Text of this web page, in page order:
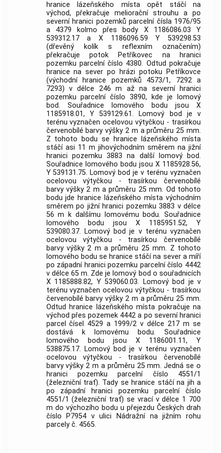
hranice lázeňského místaopět stáčí na
východ, překračuje meliorační strouhu a po
severní hranici pozemků parcelní čísla 1976/95
a 4379 kolmo přes body X 1186086.03 Y
539312.17 a X 1186096.59 Y 539298.53
(dřevěný kolík s reflexním označením)
překračuje potok Petříkovec na hranici
pozemku parcelní číslo 4380. Odtud pokračuje
hranice na sever po hrázi potoku Petříkovce
(východní hranice pozemků 4573/1, 7292 a
7293) v délce 246 m až na severní hranici
pozemku parcelní číslo 3890, kde je lomový
bod. Souřadnice lomového bodu jsou X
1185918.01, Y 539129.61. Lomový bod je v
terénu vyznačen ocelovou výtyčkou - trasírkou
červenobílé barvy výšky 2 m a průměru 25 mm.
Z tohoto bodu se hranicelázeňského místa
stáčí asi 11 m jihovýchodním směrem na jižní
hranici pozemku 3883 na další lomový bod.
Souřadnice lomového bodu jsou X 1185928.56,
Y 539131.75. Lomový bod je v terénu vyznačen
ocelovou výtyčkou - trasírkou červenobílé
barvy výšky 2 m a průměru 25 mm. Od tohoto
bodu jde hranicelázeňského místa východním
směrem po jižní hranici pozemku 3883 v délce
56 m k dalšímu lomovému bodu. Souřadnice
lomového bodu jsou X 1185951.52, Y
539080.37. Lomový bod je v terénu vyznačen
ocelovou výtyčkou - trasírkou červenobílé
barvy výšky 2 m a průměru 25 mm. Z tohoto
lomového bodu se hranice stáčí na sever a míří
po západní hranici pozemku parcelní číslo 4442
v délce 65 m. Zde je lomový bod o souřadnicích
X 1185888.82, Y 539060.03. Lomový bod je v
terénu vyznačen ocelovou výtyčkou - trasírkou
červenobílé barvy výšky 2 m a průměru 25 mm.
Odtud hranice lázeňského místa pokračuje na
východ přes pozemek 4442 a po severní hranici
parcel čísel 4529 a 1999/2 v délce 217 m se
dostává k lomovému bodu. Souřadnice
lomového bodu jsou X 1186001.11, Y
538875.17. Lomový bod je v terénu vyznačen
ocelovou výtyčkou - trasírkou červenobílé
barvy výšky 2 m a průměru 25 mm. Jedná se o
hranici pozemku parcelní číslo 4551/1
(železniční trať). Tady se hranice stáčí na jih a
po západní hranici pozemku parcelní číslo
4551/1 (železniční trať) se vrací v délce 1 700
m do výchozího bodu u přejezdu Českých drah
číslo P7954 v ulici Nádražní na jižním rohu
parcely č. 4565.